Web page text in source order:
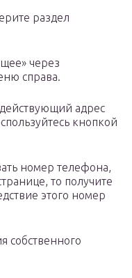
раздел
через
справа.
адрес
кнопкой
номер телефона,
то получите
этого номер
собственного